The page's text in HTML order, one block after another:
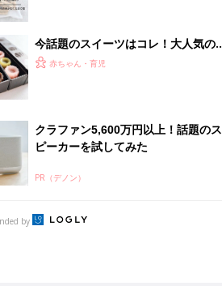
いつから？進め方は？「たまひよ きほんの離
みや初めての離乳食作りに役立つ
金
産・育児にかかる費用やもらえる補助
金を解説